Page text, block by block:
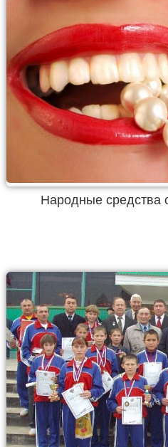
Народные средства